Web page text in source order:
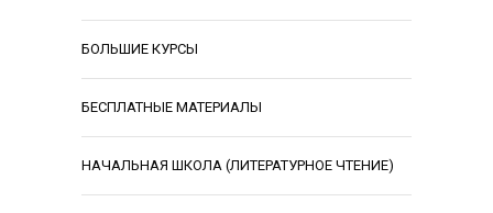
БОЛЬШИЕ КУРСЫ
БЕСПЛАТНЫЕ МАТЕРИАЛЫ
НАЧАЛЬНАЯ ШКОЛА (ЛИТЕРАТУРНОЕ ЧТЕНИЕ)